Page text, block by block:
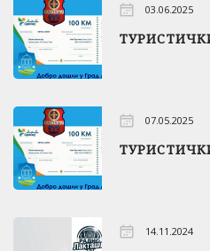
03.06.2025
07.05.2025
14.11.2024